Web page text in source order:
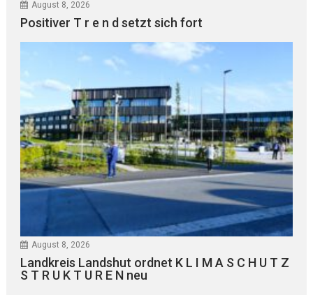
August 8, 2026
Positiver T r e n d setzt sich fort
August 8, 2026
Landkreis Landshut ordnet K L I M A S C H U T Z
S T R U K T U R E N neu